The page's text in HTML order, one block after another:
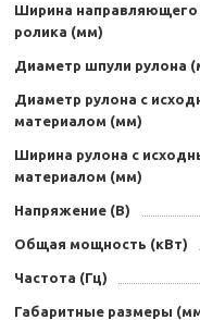
Ширина направляющего
ролика (мм)
Диаметр шпули рулона
Диаметр рулона с
материалом (мм)
Ширина рулона с
материалом (мм)
Напряжение (В)
Общая мощность (кВт)
Частота (Гц)
Габаритные размеры